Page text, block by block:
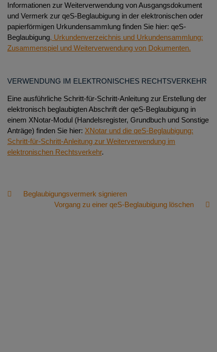
Informationen zur Weiterverwendung von Ausgangsdokument
und Vermerk zur qeS-Beglaubigung in der elektronischen oder
papierförmigen Urkundensammlung finden Sie hier: qeS-
Beglaubigung, Urkundenverzeichnis und Urkundensammlung:
Zusammenspiel und Weiterverwendung von Dokumenten.
VERWENDUNG IM ELEKTRONISCHES RECHTSVERKEHR
Eine ausführliche Schritt-für-Schritt-Anleitung zur Erstellung der
elektronisch beglaubigten Abschrift der qeS-Beglaubigung in
einem XNotar-Modul (Handelsregister, Grundbuch und Sonstige
Anträge) finden Sie hier: XNotar und die qeS-Beglaubigung:
Schritt-für-Schritt-Anleitung zur Weiterverwendung im
elektronischen Rechtsverkehr.
Beglaubigungsvermerk signieren
Vorgang zu einer qeS-Beglaubigung löschen